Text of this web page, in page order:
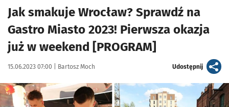
Jak smakuje Wrocław? Sprawdź na
Gastro Miasto 2023! Pierwsza okazja
już w weekend [PROGRAM]
Data publikacji:
15.06.2023 07:00 | Autor:
Bartosz Moch Udostępnijartykuł
Kliknij, aby zobaczyć galerię